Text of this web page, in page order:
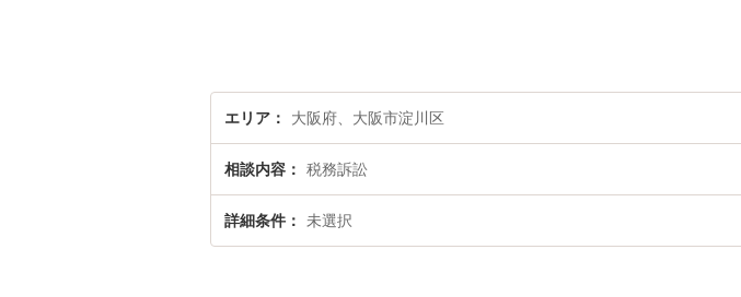
エリア 大阪府、大阪市淀川区
相談内容 税務訴訟
詳細条件 未選択